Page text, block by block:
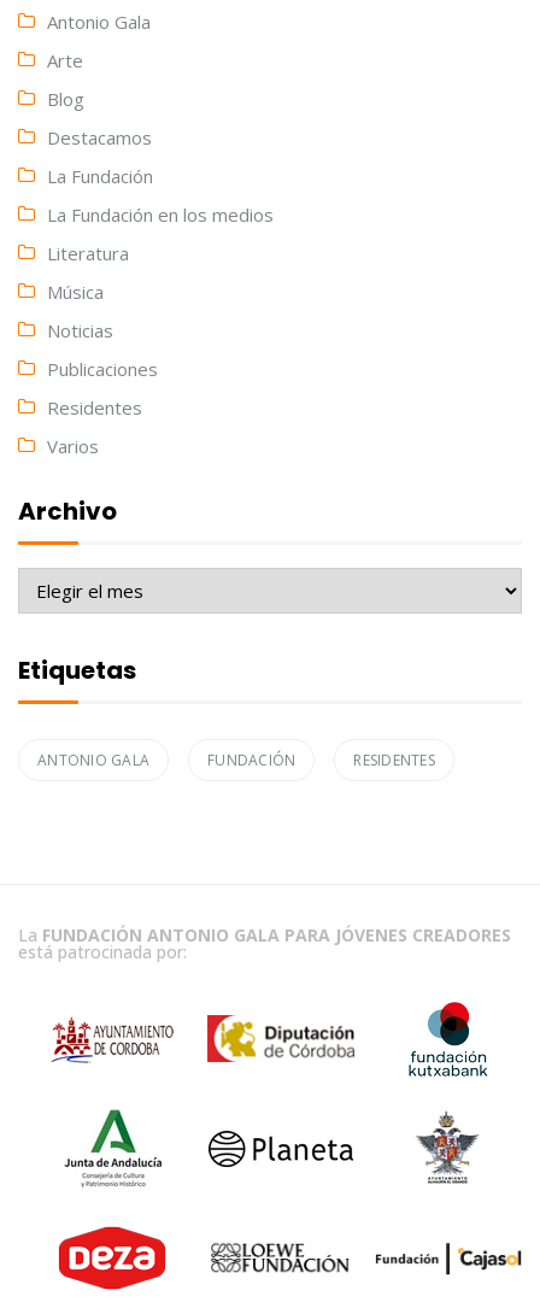
Antonio Gala
Arte
Blog
Destacamos
La Fundación
La Fundación en los medios
Literatura
Música
Noticias
Publicaciones
Residentes
Varios
Archivo
Archivo
Etiquetas
ANTONIO GALA FUNDACIÓN RESIDENTES
La FUNDACIÓN ANTONIO GALA PARA JÓVENES CREADORES
está patrocinada por: